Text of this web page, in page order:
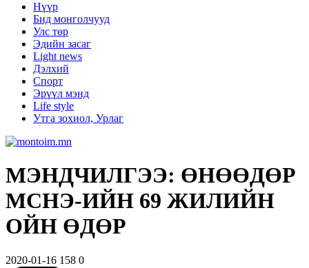
Нүүр
Бид монголчууд
Улс төр
Эдийн засаг
Light news
Дэлхий
Спорт
Эрүүл мэнд
Life style
Утга зохиол, Урлаг
МЭНДЧИЛГЭЭ: ӨНӨӨДӨР
МСНЭ-ИЙН 69 ЖИЛИЙН
ОЙН ӨДӨР
2020-01-16 158 0